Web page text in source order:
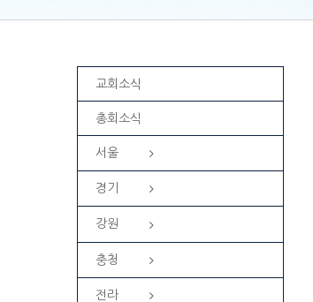
교회소식
총회소식
서울
경기
강원
충청
전라